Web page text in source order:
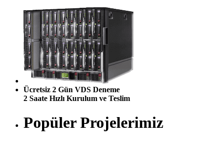
Ücretsiz 2 Gün VDS Deneme
2 Saate Hızlı Kurulum ve Teslim
Popüler Projelerimiz